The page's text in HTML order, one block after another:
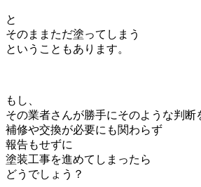
と
そのままただ塗ってしまう
ということもあります。
もし、
その業者さんが勝手にそのような判断
補修や交換が必要にも関わらず
報告もせずに
塗装工事を進めてしまったら
どうでしょう？